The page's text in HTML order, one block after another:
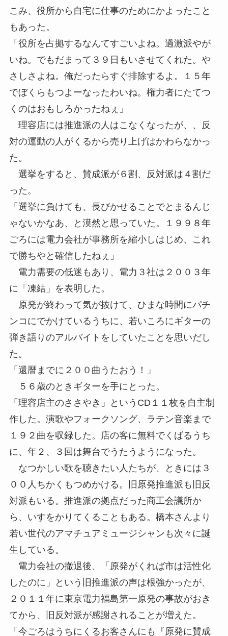
こみ、役所から自宅に仕事のためにかよったこと
もあった。
「役所を占拠するなんてすごいよね。過激派やが
いね。でもだまって３９日もいさせてくれた。や
さしさよね。俺だったらすぐ排除するよ。１５年
でぼくらもつよーなったわいね。権力者にたてつ
くのはおもしろかったねぇ」
理容店には推進派の人はこなくなったが、、反
対の運動の人がくるから売り上げはかわらなかっ
た。
選挙をすると、賛成派が６割、反対派は４割だ
った。
「選挙に負けても、長びかせることでとまるんじ
ゃないかなあ、と漠然と思っていた。１９９８年
ごろには電力会社が事務所を縮小しはじめ、これ
で勝ちやと確信したねぇ」
電力需要の低迷もあり、電力３社は２００３年
に「凍結」を表明した。
原発が終わって気が抜けて、ひまな時間にパチ
ンコにでかけているうちに、若いころにギターの
弾き語りのアルバイトをしていたことを思いだし
た。
「還暦までに２００曲うたおう！」
５６歳のときギターを手にとった。
「理容店主のささやき」というCD１１枚を自主制
作した。演歌やフォークソング、ラテン音楽まで
１９２曲を収録した。店の客に無料でくばるうち
に、年２、３回は舞台でうたうようになった。
なつかしい歌を聴きたい人たちが、ときには３
００人ちかくもつめかける。旧原発推進派も旧反
対派もいる。推進派の拠点だった商工会議所か
ら、いすをかりてくることもある。橋本さんより
若い世代のアマチュアミュージシャンも次々に誕
生している。
電力会社の撤退後、「原発がくれば市は活性化
したのに」という旧推進派の声は根強かったが、
２０１１年に東京電力福島第一原発の事故がおき
てから、旧反対派が感謝されることが増えた。
「今ごろはうちにくるお客さんにも『原発に賛成